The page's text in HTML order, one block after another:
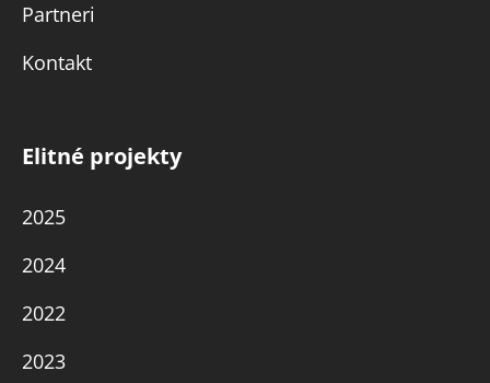
Partneri
Kontakt
Elitné projekty
2025
2024
2022
2023